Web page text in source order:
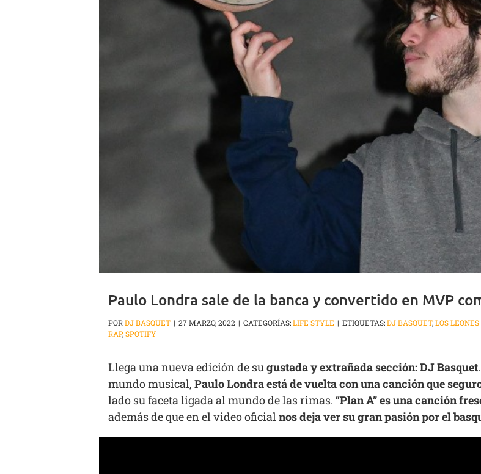
Paulo Londra sale de la banca y convertido en MVP
PORDJ BASQUET | 27 MARZO, 2022 | CATEGORÍAS:LIFE STYLE | ETIQUETAS:DJ BASQUET,LOS
RAP,SPOTIFY
Llega una nueva edición de sugustada y extrañada sección: DJ Basquet
mundo musical, Paulo Londra está de vuelta con una canción que
lado su faceta ligada al mundo de las rimas. “Plan A” es una canción
además de que en el video oficialnos deja ver su gran pasión por el